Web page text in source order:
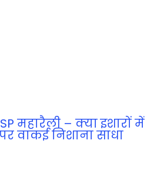
महारैली – क्या इशारों में
वाकई निशाना साधा